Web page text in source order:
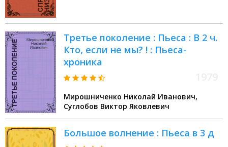
Третье поколение : Пьеса : В 2 ч.
Кто, если не мы? ! : Пьеса-
хроника
Мирошниченко Николай Иванович,
Суглобов Виктор Яковлевич
Большое волнение : Пьеса в 3 д